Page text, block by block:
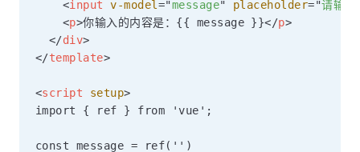
<input v-model ="message" placeholder="请输入
<p>你输入的内容是：{{ message }}</p>
</div>
</template>
<script setup>
import { ref } from 'vue';